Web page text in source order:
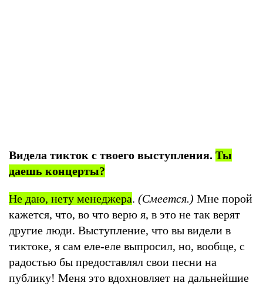
Видела тикток с твоего выступления. Ты
даешь концерты?
Не даю, нету менеджера. (Смеется.) Мне порой
кажется, что, во что верю я, в это не так верят
другие люди. Выступление, что вы видели в
тиктоке, я сам еле-еле выпросил, но, вообще, с
радостью бы предоставлял свои песни на
публику! Меня это вдохновляет на дальнейшие